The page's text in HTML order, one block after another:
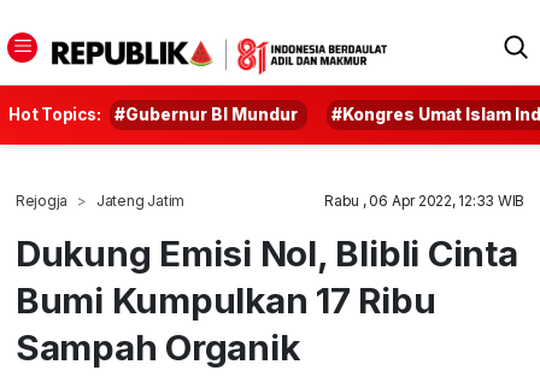
Hot Topics: #Gubernur BI Mundur #Kongres Umat Islam
Rejogja Jateng Jatim Rabu , 06 Apr 2022, 12:33 WIB
Dukung Emisi Nol, Blibli Cinta
Bumi Kumpulkan 17 Ribu
Sampah Organik